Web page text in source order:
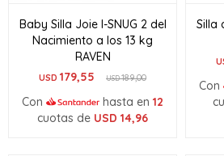
Baby Silla Joie I-SNUG 2 del
Nacimiento a los 13 kg
RAVEN
USD 179,55 USD189,00
Con hasta en 12
cuotas de USD 14,96
Silla
Con